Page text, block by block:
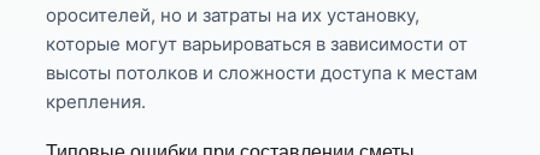
оросителей, но и затраты на их установку,
которые могут варьироваться в зависимости от
высоты потолков и сложности доступа к местам
крепления.